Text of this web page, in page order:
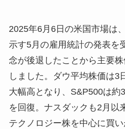
2025年6月6日の米国市場は
示す5月の雇用統計の発表を
念が後退したことから主要
しました。ダウ平均株価は3
大幅高となり、S&P500は約
を回復。ナスダックも2月以
テクノロジー株を中心に買い